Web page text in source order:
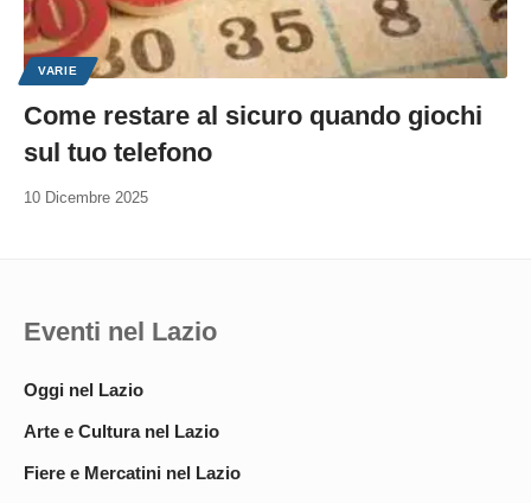
VARIE
Come restare al sicuro quando giochi
sul tuo telefono
10 Dicembre 2025
Eventi nel Lazio
Oggi nel Lazio
Arte e Cultura nel Lazio
Fiere e Mercatini nel Lazio